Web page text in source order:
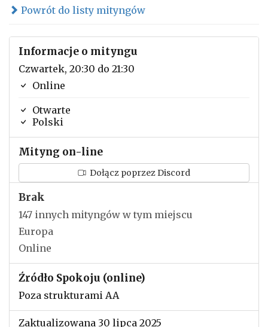
Powrót do listy mityngów
Informacje o mityngu
Czwartek, 20:30 do 21:30
Online
Otwarte
Polski
Mityng on-line
Dołącz poprzez Discord
Brak
147 innych mityngów w tym miejscu
Europa
Online
Źródło Spokoju (online)
Poza strukturami AA
Zaktualizowana 30 lipca 2025